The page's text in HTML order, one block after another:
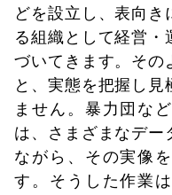
どを設立し、表向き
る組織として経営・
づいてきます。その
と、実態を把握し見
ません。暴力団な
は、さまざまなデー
ながら、その実像
す。そうした作業